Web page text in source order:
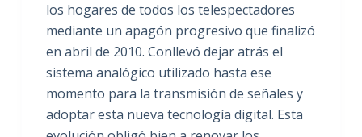
los hogares de todos los telespectadores
mediante un apagón progresivo que finalizó
en abril de 2010. Conllevó dejar atrás el
sistema analógico utilizado hasta ese
momento para la transmisión de señales y
adoptar esta nueva tecnología digital. Esta